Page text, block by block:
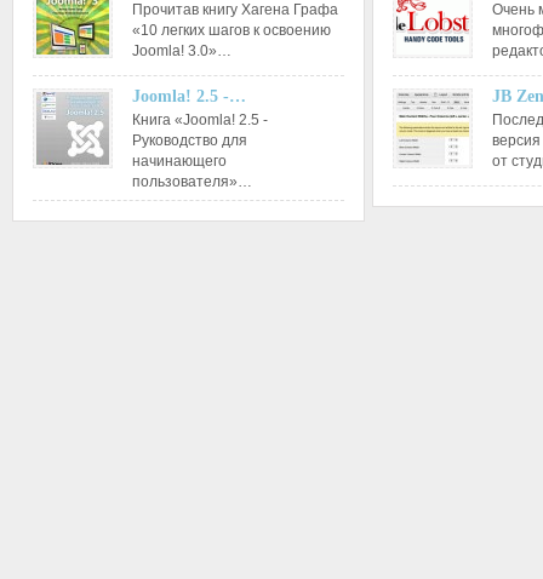
Прочитав книгу Хагена Графа
«10 легких шагов к освоению
Joomla! 3.0»…
Joomla! 2.5 -…
Книга «Joomla! 2.5 -
Руководство для
начинающего
пользователя»…
Очень
JB
от